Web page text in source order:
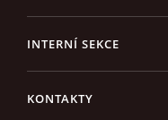
INTERNÍ SEKCE
KONTAKTY